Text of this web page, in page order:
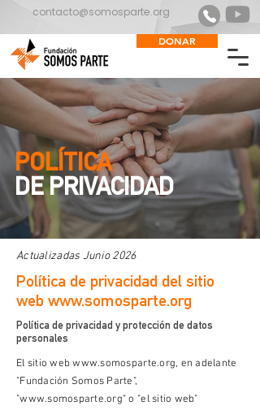
contacto@somosparte.org
DONAR
POLÍTICA
DE PRIVACIDAD
Actualizadas Junio 2026
Política de privacidad del sitio
web www.somosparte.org
Política de privacidad y protección de datos
personales
El sitio webwww.somosparte.org, en adelante
"Fundación Somos Parte",
"www.somosparte.org" o "el sitio web"